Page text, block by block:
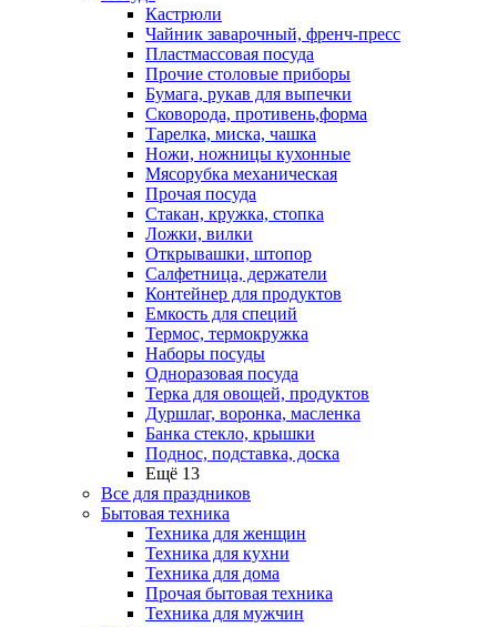
Кастрюли
Чайник заварочный, френч-пресс
Пластмассовая посуда
Прочие столовые приборы
Бумага, рукав для выпечки
Сковорода, противень,форма
Тарелка, миска, чашка
Ножи, ножницы кухонные
Мясорубка механическая
Прочая посуда
Стакан, кружка, стопка
Ложки, вилки
Открывашки, штопор
Салфетница, держатели
Контейнер для продуктов
Емкость для специй
Термос, термокружка
Наборы посуды
Одноразовая посуда
Терка для овощей, продуктов
Дуршлаг, воронка, масленка
Банка стекло, крышки
Поднос, подставка, доска
Ещё 13
Все для праздников
Бытовая техника
Техника для женщин
Техника для кухни
Техника для дома
Прочая бытовая техника
Техника для мужчин